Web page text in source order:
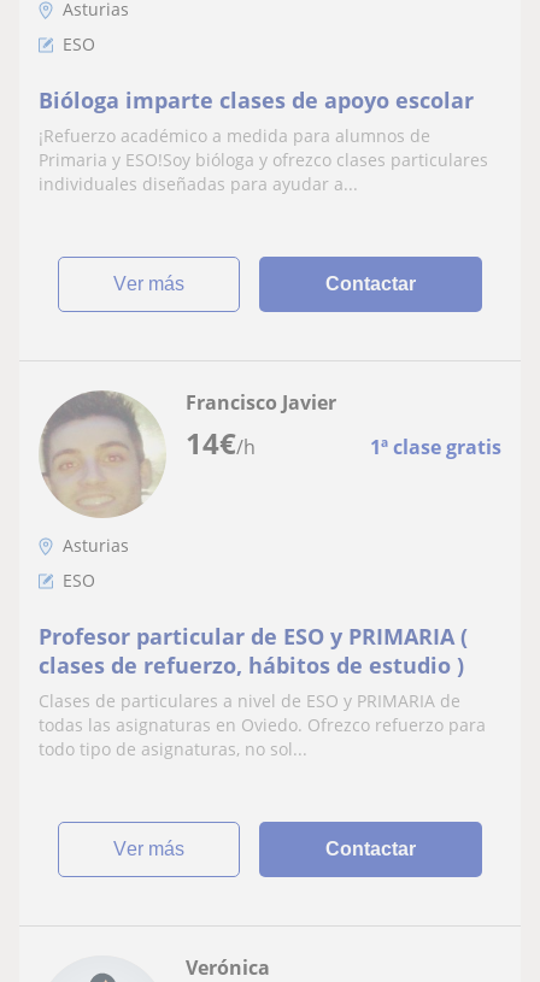
Asturias
ESO
Bióloga imparte clases de apoyo escolar
¡Refuerzo académico a medida para alumnos de
Primaria y ESO!Soy bióloga y ofrezco clases particulares
individuales diseñadas para ayudar a...
ver más Contactar
14€/h 1ª clase gratis
Francisco Javier
Asturias
ESO
Profesor particular de ESO y PRIMARIA (
clases de refuerzo, hábitos de estudio )
Clases de particulares a nivel de ESO y PRIMARIA de
todas las asignaturas en Oviedo. Ofrezco refuerzo para
todo tipo de asignaturas, no sol...
ver más Contactar
Verónica